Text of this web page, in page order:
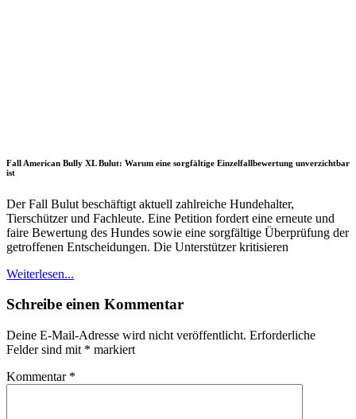
Fall American Bully XL Bulut: Warum eine sorgfältige Einzelfallbewertung unverzichtbar
ist
Der Fall Bulut beschäftigt aktuell zahlreiche Hundehalter,
Tierschützer und Fachleute. Eine Petition fordert eine erneute und
faire Bewertung des Hundes sowie eine sorgfältige Überprüfung der
getroffenen Entscheidungen. Die Unterstützer kritisieren
Weiterlesen...
Schreibe einen Kommentar
Deine E-Mail-Adresse wird nicht veröffentlicht. Erforderliche
Felder sind mit * markiert
Kommentar *